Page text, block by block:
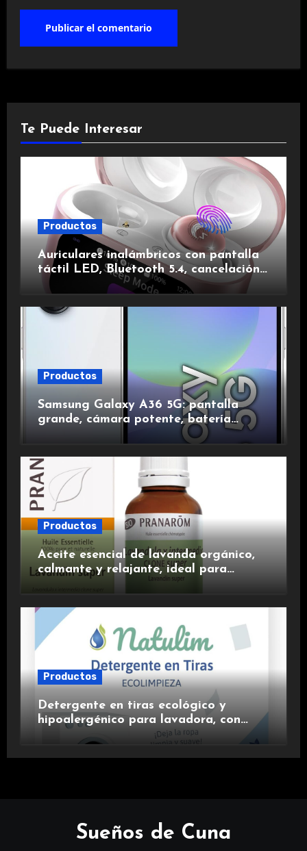
Te Puede Interesar
Productos
Auriculares inalámbricos con pantalla
táctil LED, Bluetooth 5.4, cancelación
de ruido, impermeables y de larga
duración.
Productos
Samsung Galaxy A36 5G: pantalla
grande, cámara potente, batería
duradera y carga rápida para una
Productos
Aceite esencial de lavanda orgánico,
calmante y relajante, ideal para
Productos
Detergente en tiras ecológico y
hipoalergénico para lavadora, con
suavizante incluido y fragancia de
lavanda.
Sueños de Cuna